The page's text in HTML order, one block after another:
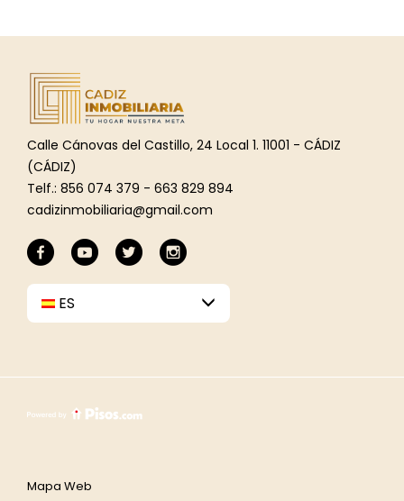
Calle Cánovas del Castillo, 24 Local 1. 11001 - CÁDIZ
(CÁDIZ)
Telf.: 856 074 379 - 663 829 894
cadizinmobiliaria@gmail.com
ES
Mapa Web